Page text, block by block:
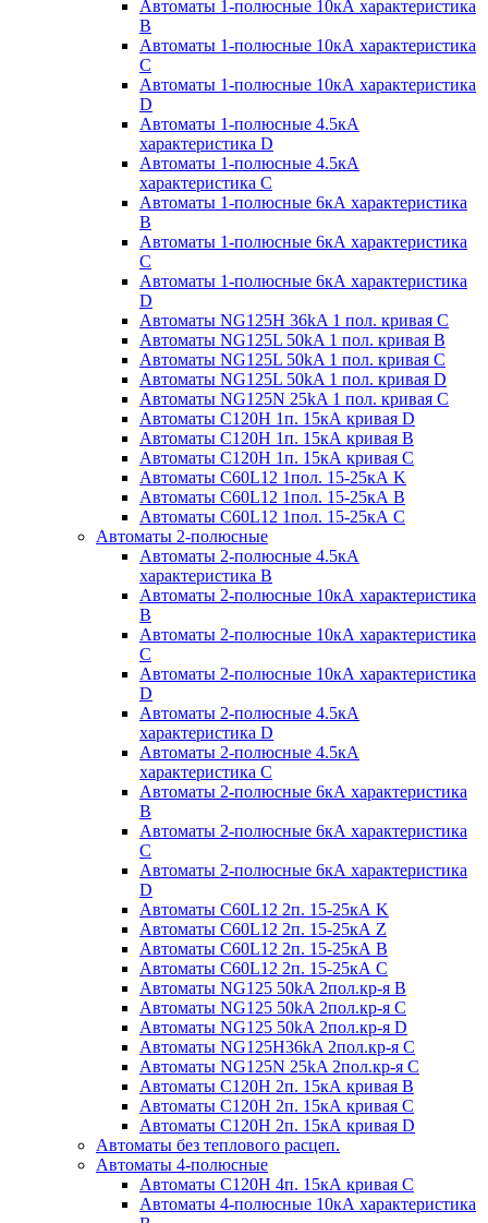
Автоматы 1-полюсные 10кА характеристика
B
Автоматы 1-полюсные 10кА характеристика
C
Автоматы 1-полюсные 10кА характеристика
D
Автоматы 1-полюсные 4.5кА
характеристика D
Автоматы 1-полюсные 4.5кА
характеристика С
Автоматы 1-полюсные 6кА характеристика
B
Автоматы 1-полюсные 6кА характеристика
C
Автоматы 1-полюсные 6кА характеристика
D
Автоматы NG125H 36kA 1 пол. кривая C
Автоматы NG125L 50kA 1 пол. кривая B
Автоматы NG125L 50kA 1 пол. кривая C
Автоматы NG125L 50kA 1 пол. кривая D
Автоматы NG125N 25kA 1 пол. кривая C
Автоматы С120H 1п. 15кА кривая D
Автоматы С120H 1п. 15кА кривая В
Автоматы С120H 1п. 15кА кривая С
Автоматы С60L12 1пол. 15-25кА K
Автоматы С60L12 1пол. 15-25кА В
Автоматы С60L12 1пол. 15-25кА С
Автоматы 2-полюсные
Автоматы 2-полюсные 4.5кА
характеристика В
Автоматы 2-полюсные 10кА характеристика
B
Автоматы 2-полюсные 10кА характеристика
C
Автоматы 2-полюсные 10кА характеристика
D
Автоматы 2-полюсные 4.5кА
характеристика D
Автоматы 2-полюсные 4.5кА
характеристика С
Автоматы 2-полюсные 6кА характеристика
B
Автоматы 2-полюсные 6кА характеристика
C
Автоматы 2-полюсные 6кА характеристика
D
Автоматы C60L12 2п. 15-25кА K
Автоматы C60L12 2п. 15-25кА Z
Автоматы C60L12 2п. 15-25кА B
Автоматы C60L12 2п. 15-25кА C
Автоматы NG125 50kA 2пол.кр-я B
Автоматы NG125 50kA 2пол.кр-я C
Автоматы NG125 50kA 2пол.кр-я D
Автоматы NG125H36kA 2пол.кр-я C
Автоматы NG125N 25kA 2пол.кр-я C
Автоматы С120H 2п. 15кА кривая B
Автоматы С120H 2п. 15кА кривая C
Автоматы С120H 2п. 15кА кривая D
Автоматы без теплового расцеп.
Автоматы 4-полюсные
Автоматы С120H 4п. 15кА кривая C
Автоматы 4-полюсные 10кА характеристика